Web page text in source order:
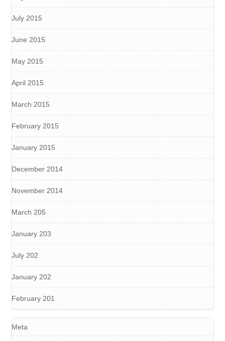
July 2015
June 2015
May 2015
April 2015
March 2015
February 2015
January 2015
December 2014
November 2014
March 205
January 203
July 202
January 202
February 201
Meta